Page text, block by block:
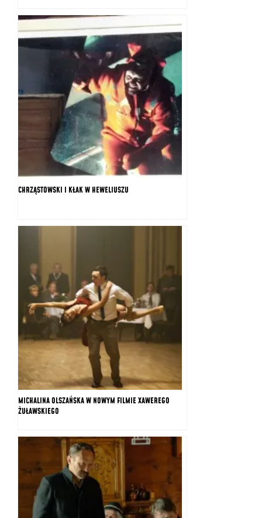
CHRZĄSTOWSKI I KŁAK W HEWELIUSZU
MICHALINA OLSZAŃSKA W NOWYM FILMIE XAWEREGO
ŻUŁAWSKIEGO